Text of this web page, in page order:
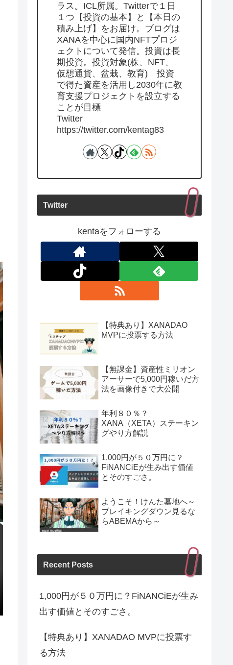
ラス。ICL所属。Twitterで１日
１つ【投資の基本】と【本日の
積み上げ】をお届け。ブログは
XANAを中心に国内NFTプロジ
ェクトについて発信。投資は長
期投資。投資対象(株、NFT、
仮想通貨、盆栽、教育) 投資
で得た資産を活用し2030年に教
育支援プロジェクトを設立する
ことが目標
Twitter
https://twitter.com/kentag83
Twitter
kentaをフォローする
【特典あり】XANADAO
MVPに投票する方法
【無課金】資産性ミリオン
アーサーで5,000円稼いだ方
法を画像付きで大公開
年利８０％？
XANA（XETA）ステーキン
グやり方解説
1,000円が５０万円に？
FiNANCiEが生み出す価値
とそのすごさ。
ようこそ！けんた墓地へ～
ブレイキングダウン見るな
らABEMAから～
Recent Posts
1,000円が５０万円に？FiNANCiEが生み
出す価値とそのすごさ。
【特典あり】XANADAO MVPに投票す
る方法